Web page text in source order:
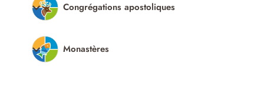
Congrégations apostoliques
Monastères